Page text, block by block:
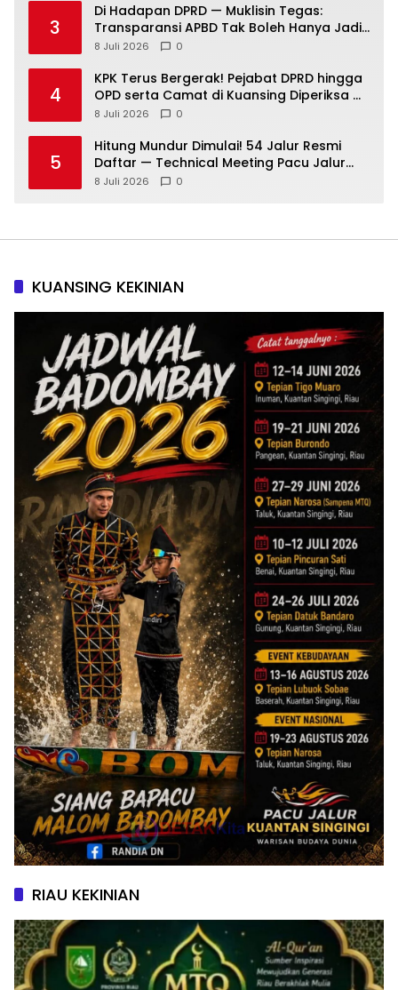
3
Di Hadapan DPRD — Muklisin Tegas:
Transparansi APBD Tak Boleh Hanya Jadi
Slogan!
8 Juli 2026 0
4
KPK Terus Bergerak! Pejabat DPRD hingga
OPD serta Camat di Kuansing Diperiksa —
Suasana Kian Memanas!
8 Juli 2026 0
5
Hitung Mundur Dimulai! 54 Jalur Resmi
Daftar — Technical Meeting Pacu Jalur
Rayon III Benai Digelar Besok
8 Juli 2026 0
KUANSING KEKINIAN
RIAU KEKINIAN